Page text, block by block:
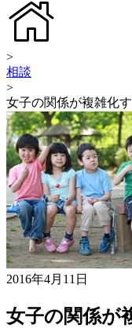
>
相談
>
女子の関係が複雑化
2016年4月11日
女子の関係が